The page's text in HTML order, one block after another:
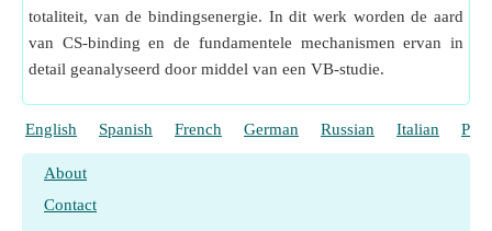
totaliteit, van de bindingsenergie. In dit werk worden de aard
van CS-binding en de fundamentele mechanismen ervan in
detail geanalyseerd door middel van een VB-studie.
English Spanish French German Russian Italian
About
Contact